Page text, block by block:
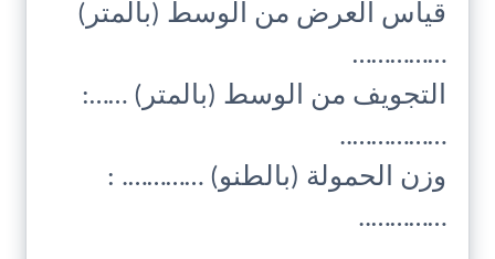
قياس العرض من الوسط (بالمتر)
……………
التجويف من الوسط (بالمتر) ……:
……………..
وزن الحمولة (بالطنو) …………. :
…………..